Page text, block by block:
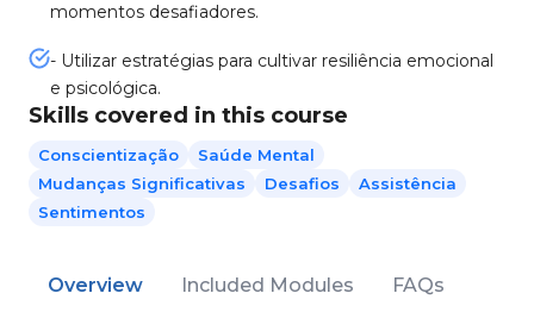
momentos desafiadores.
- Utilizar estratégias para cultivar resiliência emocional
e psicológica.
Skills covered in this course
Conscientização
Saúde Mental
Mudanças Significativas
Desafios
Assistência
Sentimentos
Overview Included Modules FAQs